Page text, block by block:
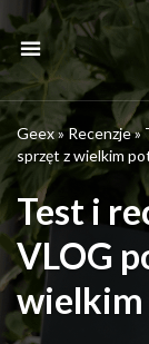
Geex» Recenzje»
sprzęt z wielkim
Test i
VLOG
wielkim